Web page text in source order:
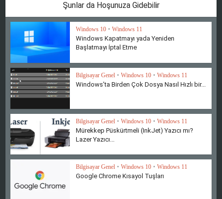
Şunlar da Hoşunuza Gidebilir
Windows 10 • Windows 11
Windows Kapatmayı yada Yeniden
Başlatmayı İptal Etme
Bilgisayar Genel • Windows 10 • Windows 11
Windows’ta Birden Çok Dosya Nasıl Hızlı bir...
Bilgisayar Genel • Windows 10 • Windows 11
Mürekkep Püskürtmeli (InkJet) Yazıcı mı?
Lazer Yazıcı...
Bilgisayar Genel • Windows 10 • Windows 11
Google Chrome Kısayol Tuşları